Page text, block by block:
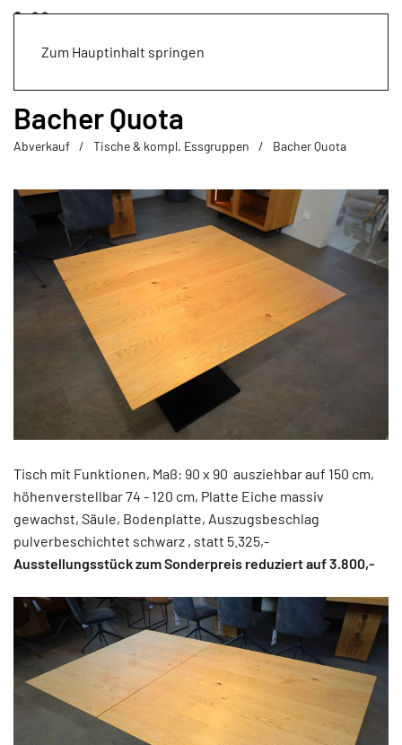
Zum Hauptinhalt springen
Bacher Quota
Abverkauf Tische & kompl. Essgruppen Bacher Quota
Tisch mit Funktionen, Maß: 90 x 90 ausziehbar auf 150 cm,
höhenverstellbar 74 - 120 cm, Platte Eiche massiv
gewachst, Säule, Bodenplatte, Auszugsbeschlag
pulverbeschichtet schwarz , statt 5.325,-
Ausstellungsstück zum Sonderpreis reduziert auf 3.800,-